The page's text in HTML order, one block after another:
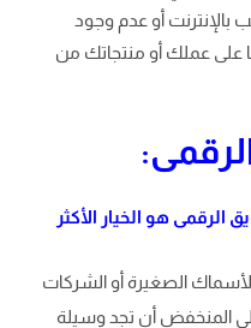
بالإنترنت أو عدم وجود
على عملك أو منتجاتك من
هو الخيار الأكثر
الصغيرة أو الشركات
المنخفض أن تجد وسيلة